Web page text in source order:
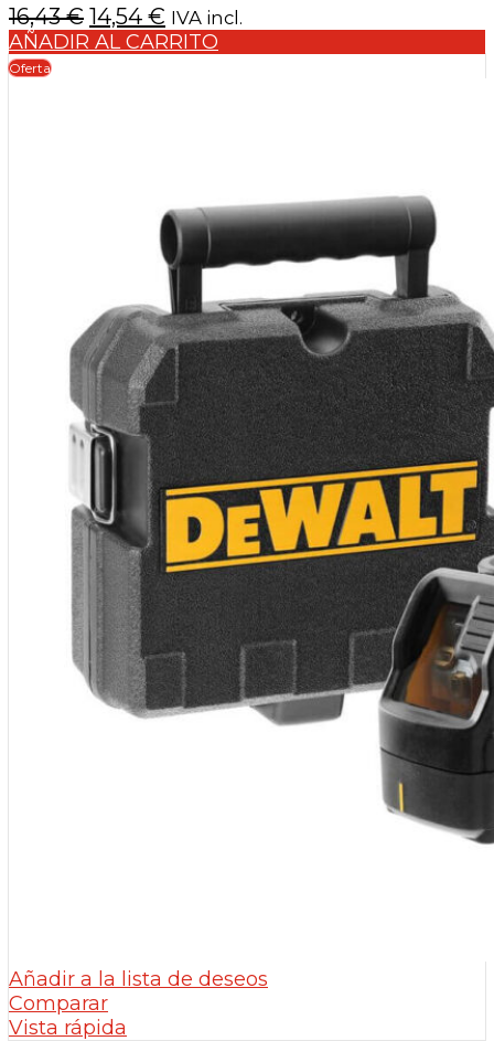
16,43€ El
precio
14,54 € El
precio
IVA incl.
AÑADIR AL CARRITO
Oferta
Añadir a la lista de deseos
Comparar
Vista rápida